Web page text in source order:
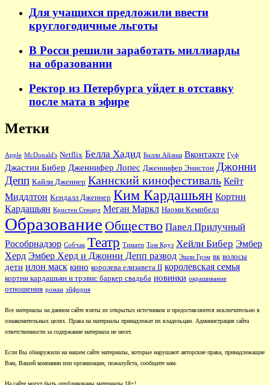
Для учащихся предложили ввести
круглогодичные льготы
В Росси решили заработать миллиарды
на образовании
Ректор из Петербурга уйдет в отставку
после мата в эфире
Метки
Apple McDonald's Netflix Белла Хадид Билли Айлиш Вконтакте Гуф
Джастин Бибер Дженнифер Лопес Дженнифер Энистон Джонни
Депп Кайли Дженнер Каннский кинофестиваль Кейт
Миддлтон Кендалл Дженнер Ким Кардашьян Кортни
Кардашьян Кристен Стюарт Меган Маркл Наоми Кемпбелл
Образование Общество Павел Прилучный
Рособрнадзор Собчак Театр Тимати Том Круз Хейли Бибер Эмбер
Херд Эмбер Херд и Джонни Депп развод Эшли Грэм вк волосы
дети илон маск кино королева елизавета II королевская семья
кортни кардашьян и трэвис баркер свадьба новинки окрашивание
отношения роман эйфория
Все материалы на данном сайте взяты из открытых источников и предоставляются исключительно в
ознакомительных целях. Права на материалы принадлежат их владельцам. Администрация сайта
ответственности за содержание материала не несет.
Если Вы обнаружили на нашем сайте материалы, которые нарушают авторские права, принадлежащие
Вам, Вашей компании или организации, пожалуйста, сообщите нам.